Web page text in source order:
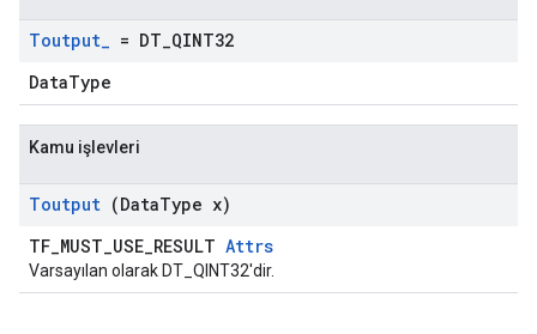
Toutput_ = DT QINT32
DataType
Kamu işlevleri
Toutput (DataType x)
TF_MUST_USE_RESULT Attrs
Varsayılan olarak DT_QINT32'dir.